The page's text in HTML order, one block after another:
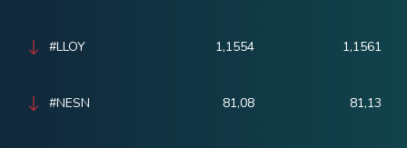
#LLOY 1,1554 1,1561
#NESN 81,08 81,13